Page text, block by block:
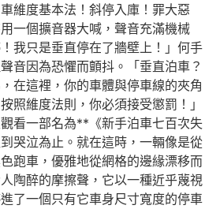
維度基本法！斜停入庫！罪大惡
一個擴音器大喊，聲音充滿機械
我只是垂直停在了牆壁上！」何手
音因為恐懼而顫抖。「垂直泊車？
在這裡，你的車體與停車線的夾角
維度法則，你必須接受懲罰！」
看一部名為**《新手泊車七百次失
哭泣為止。就在這時，一輛像是從
跑車，優雅地從網格的邊緣漂移而
陶醉的摩擦聲，它以一種近乎蔑視
了一個只有它車身尺寸寬度的停車